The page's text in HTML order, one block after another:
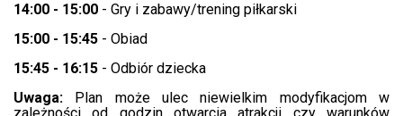
14:00 - 15:00 - Gry i zabawy/trening piłkarski
15:00 - 15:45 - Obiad
15:45 - 16:15 - Odbiór dziecka
Uwaga: Plan może ulec niewielkim modyfikacjom w